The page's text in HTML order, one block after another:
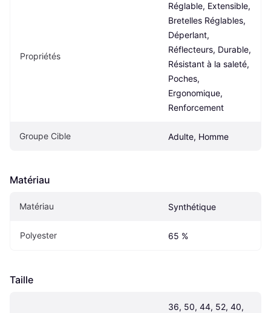
Propriétés
Réglable, Extensible,
Bretelles Réglables,
Déperlant,
Réflecteurs, Durable,
Résistant à la saleté,
Poches,
Ergonomique,
Renforcement
Groupe Cible Adulte, Homme
Matériau
Matériau Synthétique
Polyester 65 %
Taille
36, 50, 44, 52, 40,